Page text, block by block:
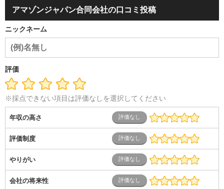
ダル・葬祭
メディア職
クリエイティブ・デザイン・映像・
音響
芸能・イベント・コンパニオン
ITエンジニア（システ
ム開発・SE・インフラ）
導体・制御）
警備・交通・建築・土木技術職
医療・福祉・
介護
その他
ス
士業・コンサルティング 金融・商社
不動産・保険・サ
ービス
専業主婦（夫）
営業
アマゾンジャパン合同会社の口コミ投稿
ニックネーム
評価
※採点できない項目は評価なしを選択してください
年収の高さ
評価制度
やりがい
会社の将来性